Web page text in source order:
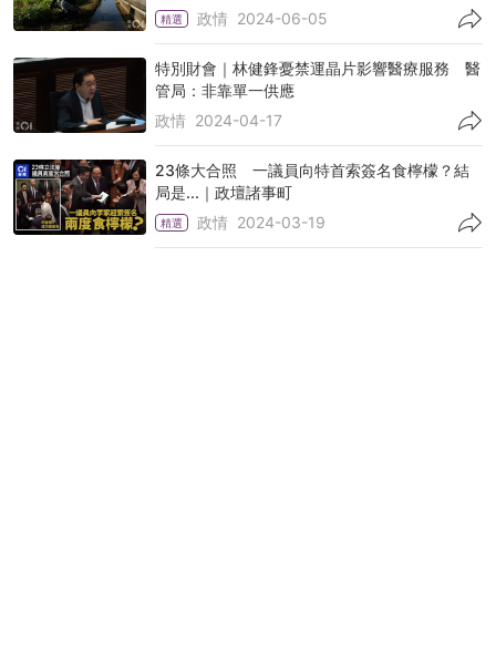
精選 政情 2024-06-05
特別財會｜林健鋒憂禁運晶片影響醫療服務 醫
管局：非靠單一供應
政情 2024-04-17
23條大合照 一議員向特首索簽名食檸檬？結
局是...｜政壇諸事町
精選 政情 2024-03-19